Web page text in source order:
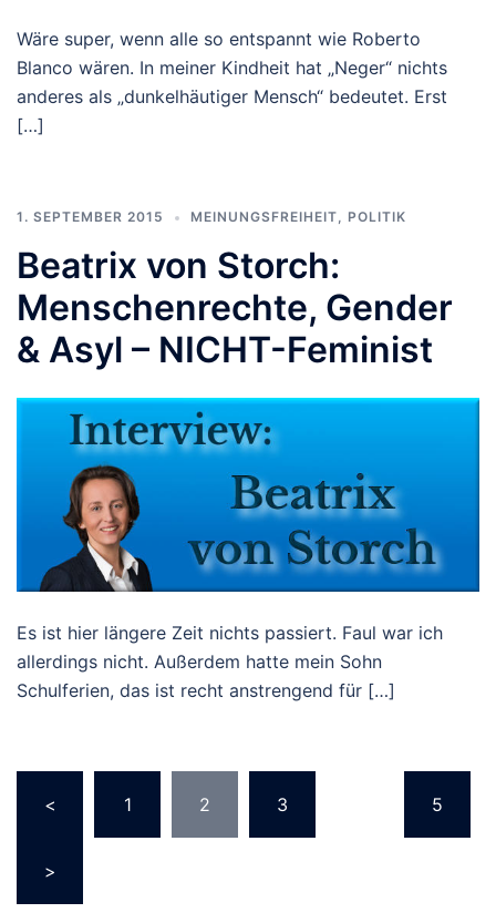
Wäre super, wenn alle so entspannt wie Roberto
Blanco wären. In meiner Kindheit hat „Neger“ nichts
anderes als „dunkelhäutiger Mensch“ bedeutet. Erst
[…]
1. SEPTEMBER 2015 MEINUNGSFREIHEIT, POLITIK
Beatrix von Storch:
Menschenrechte, Gender
& Asyl – NICHT-Feminist
Es ist hier längere Zeit nichts passiert. Faul war ich
allerdings nicht. Außerdem hatte mein Sohn
Schulferien, das ist recht anstrengend für […]
der
Beiträge
< 1 2 3 5
>